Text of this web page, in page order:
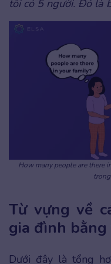
tôi có 5 người. Đó là
How many people are there
Từ vựng về
gia đình
Dưới đây là tổng